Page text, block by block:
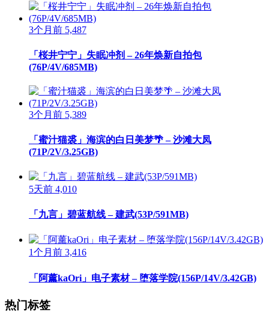
3个月前 5,487
「桜井宁宁」失眠冲剂 – 26年焕新自拍包
(76P/4V/685MB)
3个月前 5,389
「蜜汁猫裘」海滨的白日美梦🌴 – 沙滩大凤
(71P/2V/3.25GB)
5天前 4,010
「九言」碧蓝航线 – 建武(53P/591MB)
1个月前 3,416
「阿薰kaOri」电子素材 – 堕落学院(156P/14V/3.42GB)
热门标签